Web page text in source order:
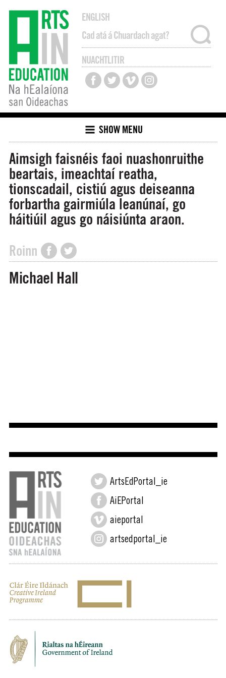
ENGLISH
NUACHTLITIR
SHOW MENU
Aimsigh faisnéis faoi nuashonruithe
beartais, imeachtaí reatha,
tionscadail, cistiú agus deiseanna
forbartha gairmiúla leanúnaí, go
háitiúil agus go náisiúnta araon.
Roinn
Michael Hall
ArtsEdPortal_ie
AiEPortal
aieportal
artsedportal_ie